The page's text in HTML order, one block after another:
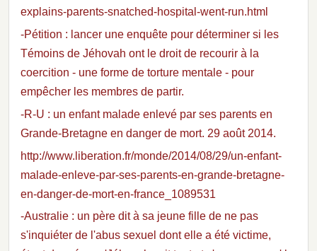
explains-parents-snatched-hospital-went-run.html
-Pétition : lancer une enquête pour déterminer si les
Témoins de Jéhovah ont le droit de recourir à la
coercition - une forme de torture mentale - pour
empêcher les membres de partir.
-R-U : un enfant malade enlevé par ses parents en
Grande-Bretagne en danger de mort. 29 août 2014.
http://www.liberation.fr/monde/2014/08/29/un-enfant-
malade-enleve-par-ses-parents-en-grande-bretagne-
en-danger-de-mort-en-france_1089531
-Australie : un père dit à sa jeune fille de ne pas
s'inquiéter de l'abus sexuel dont elle a été victime,